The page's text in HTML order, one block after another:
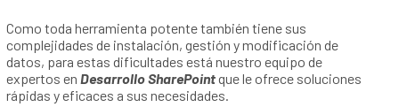
Como toda herramienta potente también tiene sus
complejidades de instalación, gestión y modificación de
datos, para estas dificultades está nuestro equipo de
expertos enDesarrollo SharePointque le ofrece soluciones
rápidas y eficaces a sus necesidades.